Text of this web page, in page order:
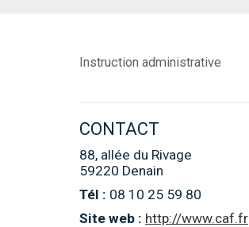
Instruction administrative
CONTACT
88, allée du Rivage
59220 Denain
Tél : 08 10 25 59 80
Site web : http://www.caf.fr